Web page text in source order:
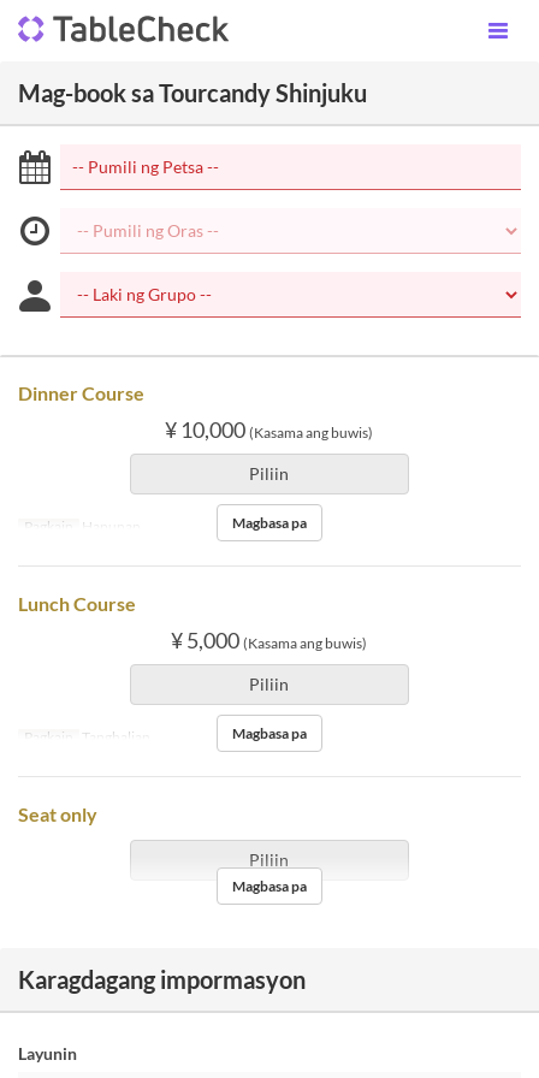
Mag-book sa Tourcandy Shinjuku
Dinner Course
¥ 10,000 (Kasama ang buwis)
Piliin
Pagkain Hapunan Magbasa pa
Lunch Course
¥ 5,000 (Kasama ang buwis)
Piliin
Pagkain Tanghalian Magbasa pa
Seat only
Piliin
Magbasa pa
Karagdagang impormasyon
Layunin